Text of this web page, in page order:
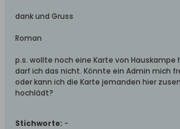
dank und Gruss
Roman
p.s. wollte noch eine Karte von Hauskampe
darf ich das nicht. Könnte ein Admin mich
oder kann ich die Karte jemanden hier
hochlädt?
Stichworte: -